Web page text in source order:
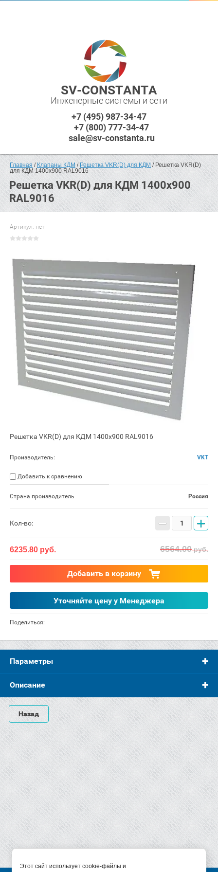
SV-CONSTANTA
Инженерные системы и сети
+7 (495) 987-34-47
+7 (800) 777-34-47
sale@sv-constanta.ru
Главная / Клапаны КДМ / Решетка VKR(D) для КДМ / Решетка VKR(D)
для КДМ 1400x900 RAL9016
Решетка VKR(D) для КДМ 1400x900
RAL9016
Артикул: нет
Решетка VKR(D) для КДМ 1400x900 RAL9016
Производитель: VKT
Добавить к сравнению
Страна производитель Россия
Кол-во: − +
6235.80 руб. 6564.00руб.
Добавить в корзину
Уточняйте цену у Менеджера
Поделиться:
Параметры
Описание
Назад
Этот сайт использует cookie-файлы и